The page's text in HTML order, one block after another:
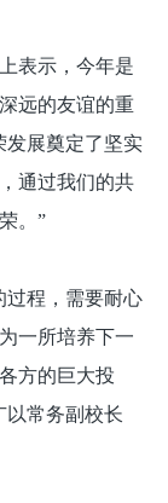
表示，今年是
远的友谊的重
发展奠定了坚实
通过我们的共
。”
过程，需要耐心
一所培养下一
方的巨大投
以常务副校长